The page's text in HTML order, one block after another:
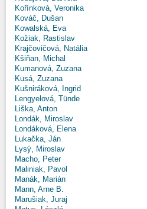
Kořínková, Veronika
Kováč, Dušan
Kowalská, Eva
Kožiak, Rastislav
Krajčovičová, Natália
Kšiňan, Michal
Kumanová, Zuzana
Kusá, Zuzana
Kušniráková, Ingrid
Lengyelová, Tünde
Liška, Anton
Londák, Miroslav
Londáková, Elena
Lukačka, Ján
Lysý, Miroslav
Macho, Peter
Maliniak, Pavol
Manák, Marián
Mann, Arne B.
Marušiak, Juraj